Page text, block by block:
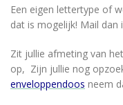
Een eigen lettertype of
dat is mogelijk! Mail dan
Zit jullie afmeting van
op, Zijn jullie nog
enveloppendoos neem